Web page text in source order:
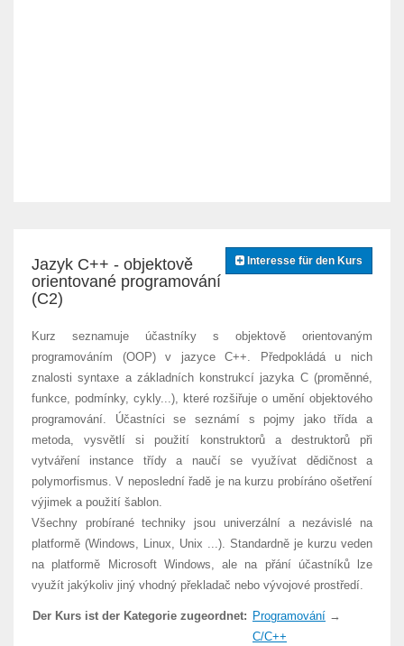
Interesse für den Kurs
Jazyk C++ - objektově
orientované programování
(C2)
Kurz seznamuje účastníky s objektově orientovaným
programováním (OOP) v jazyce C++. Předpokládá u nich
znalosti syntaxe a základních konstrukcí jazyka C (proměnné,
funkce, podmínky, cykly...), které rozšiřuje o umění objektového
programování. Účastníci se seznámí s pojmy jako třída a
metoda, vysvětlí si použití konstruktorů a destruktorů při
vytváření instance třídy a naučí se využívat dědičnost a
polymorfismus. V neposlední řadě je na kurzu probíráno ošetření
výjimek a použití šablon.
Všechny probírané techniky jsou univerzální a nezávislé na
platformě (Windows, Linux, Unix ...). Standardně je kurzu veden
na platformě Microsoft Windows, ale na přání účastníků lze
využít jakýkoliv jiný vhodný překladač nebo vývojové prostředí.
Der Kurs ist der Kategorie zugeordnet: Programování →
C/C++